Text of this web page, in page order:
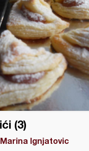
(3)
Marina Ignjatovic